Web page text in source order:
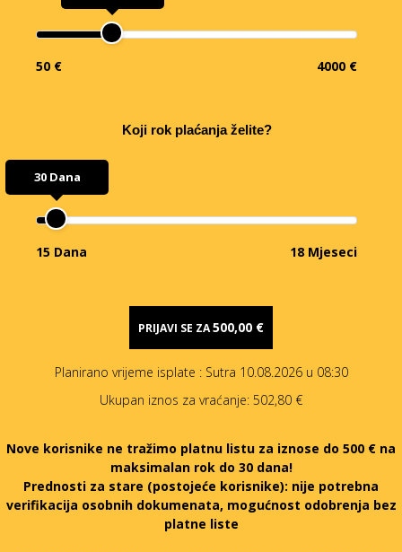
50 € 4000 €
Koji rok plaćanja želite?
30 Dana
15 Dana 18 Mjeseci
PRIJAVI SE ZA500,00 €
Planirano vrijeme isplate : Sutra 10.08.2026 u 08:30
Ukupan iznos za vraćanje: 502,80 €
Nove korisnike ne tražimo platnu listu za iznose do 500 € na
maksimalan rok do 30 dana!
Prednosti za stare (postojeće korisnike): nije potrebna
verifikacija osobnih dokumenata, mogućnost odobrenja bez
platne liste